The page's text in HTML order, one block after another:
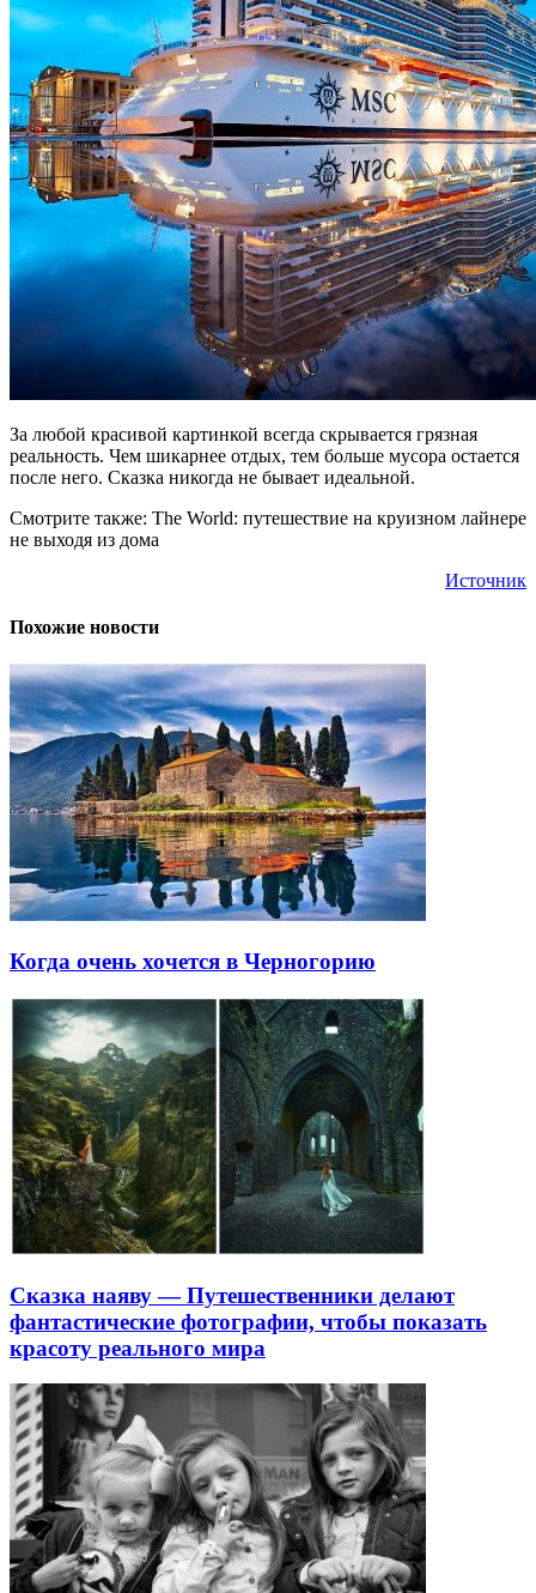
За любой красивой картинкой всегда скрывается грязная
реальность. Чем шикарнее отдых, тем больше мусора остается
после него. Сказка никогда не бывает идеальной.
Смотрите также: The World: путешествие на круизном лайнере
не выходя из дома
Источник
Похожие новости
Когда очень хочется в Черногорию
Сказка наяву — Путешественники делают
фантастические фотографии, чтобы показать
красоту реального мира